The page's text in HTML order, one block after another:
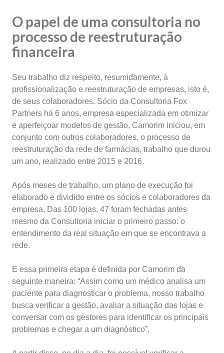
O papel de uma consultoria no
processo de reestruturação
financeira
Seu trabalho diz respeito, resumidamente, à
profissionalização e reestruturação de empresas, isto é,
de seus colaboradores. Sócio da Consultoria Fox
Partners há 6 anos, empresa especializada em otimizar
e aperfeiçoar modelos de gestão, Camorim iniciou, em
conjunto com outros colaboradores, o processo de
reestruturação da rede de farmácias, trabalho que durou
um ano, realizado entre 2015 e 2016.
Após meses de trabalho, um plano de execução foi
elaborado e dividido entre os sócios e colaboradores da
empresa. Das 100 lojas, 47 foram fechadas antes
mesmo da Consultoria iniciar o primeiro passo: o
entendimento da real situação em que se encontrava a
rede.
E essa primeira etapa é definida por Camorim da
seguinte maneira: “Assim como um médico analisa um
paciente para diagnosticar o problema, nosso trabalho
busca verificar a gestão, avaliar a situação das lojas e
conversar com os gestores para identificar os principais
problemas e chegar a um diagnóstico”.